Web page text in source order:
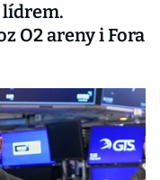
lídrem.
O2 areny i Fora